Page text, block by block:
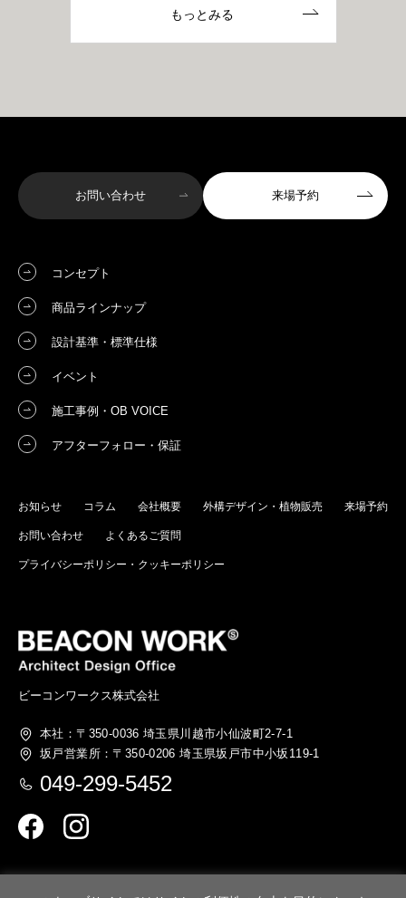
もっとみる
ビーコンワークス株式会社
本社：〒350-0036 埼玉県川越市小仙波町2-7-1
坂戸営業所：〒350-0206 埼玉県坂戸市中小坂119-1
049-299-5452
コンセプト
商品ラインナップ
設計基準・標準仕様
イベント
施工事例・OB VOICE
アフターフォロー・保証
お知らせ コラム 会社概要 外構デザイン・植物販売 来場予約
お問い合わせ よくあるご質問
プライバシーポリシー・クッキーポリシー
お問い合わせ 来場予約